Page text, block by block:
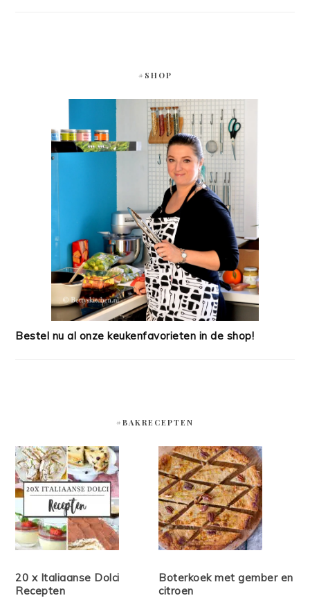
#SHOP
Bestel nu al onze keukenfavorieten in de shop!
#BAKRECEPTEN
20 x Italiaanse Dolci
Recepten
Boterkoek met gember en
citroen